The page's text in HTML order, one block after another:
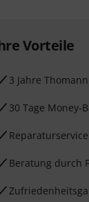
Vorteile
3 Jahre
30 Tage Money-
Reparaturservice
Beratung durch